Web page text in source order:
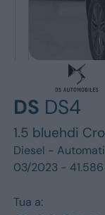
DS DS4
1.5 bluehdi
Diesel -
03/2023 -
Tua a: